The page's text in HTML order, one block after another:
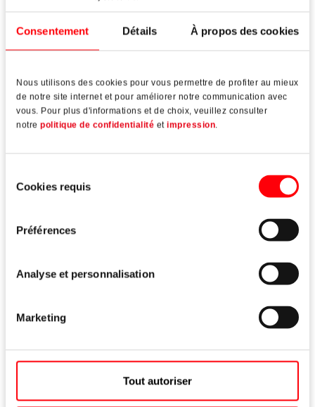
Consentement Détails À propos des cookies
Nous utilisons des cookies pour vous permettre de profiter au mieux
de notre site internet et pour améliorer notre communication avec
vous. Pour plus d'informations et de choix, veuillez consulter
notre politique de confidentialité et impression.
duCookies requis
Préférences
Analyse et personnalisation
Marketing
Tout autoriser
Avec échelle de réglage intégrée
Réglage à l'état entièrement prémonté sans défaire la
fixation
Caractéristiques techniques
Poids d'ouvrant Max. 120 kg